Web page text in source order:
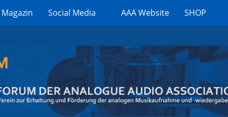
Social Media AAA Website SHOP